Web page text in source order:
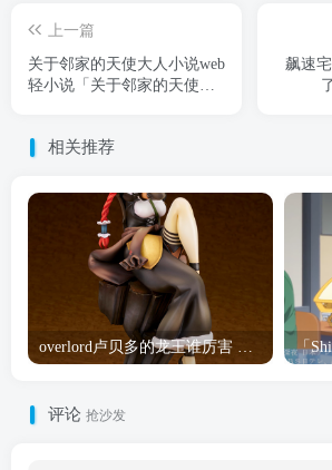
上一篇
关于邻家的天使大人小说web
轻小说「关于邻家的天使大
飙速
相关推荐
overlord卢贝多的龙王谁厉害 「Overlord」露普斯蕾琪娜·贝塔手办开订
评论 抢沙发